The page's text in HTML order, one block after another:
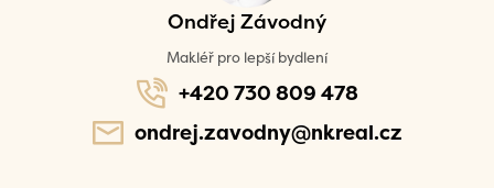
Ondřej Závodný
Makléř pro lepší bydlení
+420 730 809 478
ondrej.zavodny@nkreal.cz